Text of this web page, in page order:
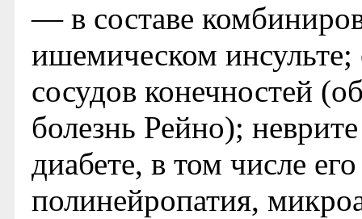
— в составе
ишемическом
сосудов конечностей
болезнь Рейно);
диабете, в том числе
полинейропатия,